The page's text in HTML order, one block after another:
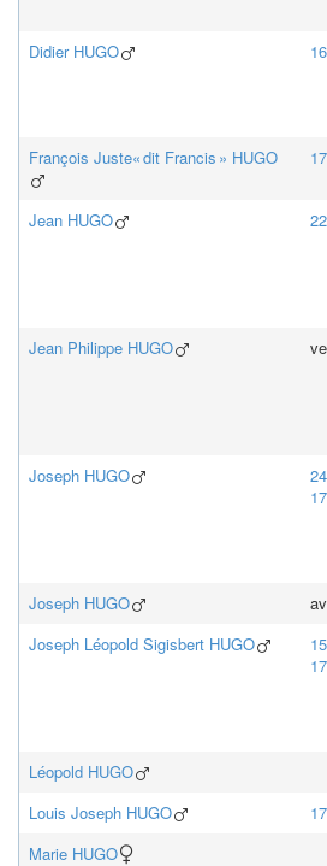
DidierHUGO
François Juste« dit Francis » HUGO
Jean HUGO
Jean Philippe HUGO
Joseph HUGO
Joseph HUGO
Joseph Léopold Sigisbert HUGO
Léopold HUGO
Louis Joseph HUGO
Marie HUGO